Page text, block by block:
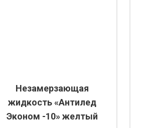
Незамерзающая
жидкость «Антилед
Эконом -10» желтый